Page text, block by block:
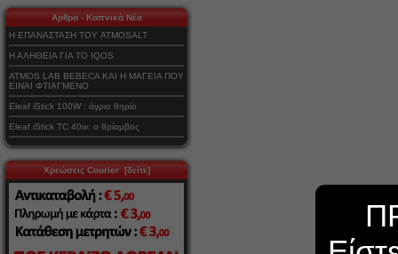
Αρθρα - Καπνικά Νέα
Η ΕΠΑΝΑΣΤΑΣΗ ΤΟΥ ATMOSALT
Η ΑΛΗΘΕΙΑ ΓΙΑ ΤΟ IQOS
ATMOS LAB BEBECA ΚΑΙ Η ΜΑΓΕΙΑ ΠΟΥ
ΕΙΝΑΙ ΦΤΙΑΓΜΕΝΟ
Eleaf iStick 100W : άγριο θηρίο
Eleaf iStick TC 40w: ο θρίαμβος
Χρεώσεις Courier [δείτε]